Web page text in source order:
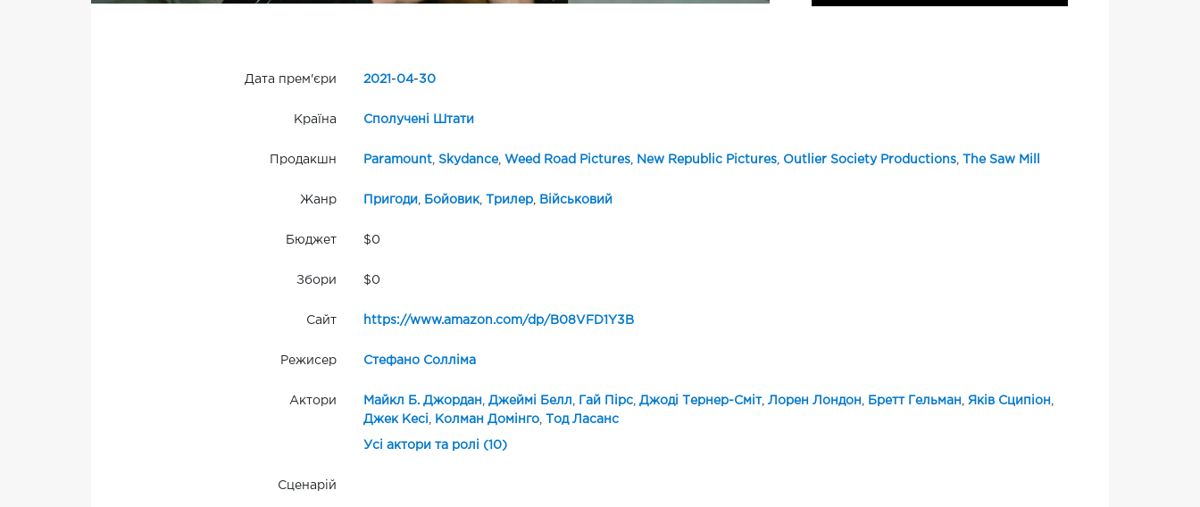
Дата прем'єри 2021 -04-30
Країна Сполучені Штати
Продакшн Paramount, Skydance, Weed Road Pictures, New Republic Pictures, Outlier Society Productions, The Saw Mill
Жанр Пригоди Бойовик, Трилер, Військовий
Бюджет $0
Збори $0
Сайт https://www.amazon.com/dp/B08VFD1Y3B
Режисер Стефано Солліма
Актори Майкл Б. Джордан Джеймі Белл Гай Пірс, Джоді Тернер-Сміт, Лорен Лондон Бретт Гельман Яків Сципіон
Джек Кесі
Колман Домінго, Тод Ласанс
Усі актори та ролі (10)
Сценарій